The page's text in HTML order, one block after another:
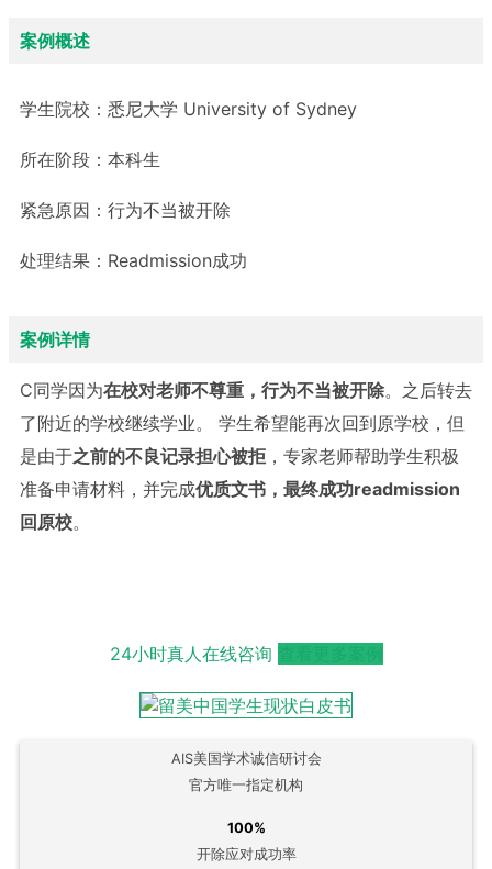
案例概述
学生院校： 悉尼大学 University of Sydney
所在阶段： 本科生
紧急原因： 行为不当被开除
处理结果： Readmission成功
案例详情
C同学因为在校对老师不尊重，行为不当被开除。之后转去
了附近的学校继续学业。 学生希望能再次回到原学校，但
是由于之前的不良记录担心被拒 ，专家老师帮助学生积极
准备申请材料，并完成优质文书，最终成功readmission
回原校。
24小时真人在线咨询
AIS美国学术诚信研讨会
官方唯一指定机构
100%
开除应对成功率